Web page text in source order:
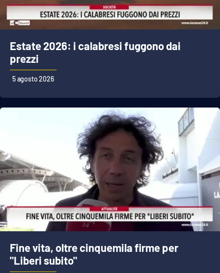
LaC Network
LaC OnAir
EDIZIONI
LOCALI
Reggio Calabria
Cosenza
Lamezia Terme
PROGETTI
SPECIALI
Estate 2026: i calabresi fuggono dai
prezzi
5 agosto 2026
Fine vita, oltre cinquemila firme per
"Liberi subito"